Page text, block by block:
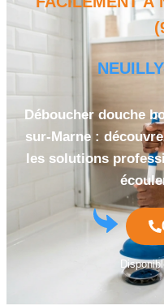
Déboucher douche
sur-Marne :
les solutions